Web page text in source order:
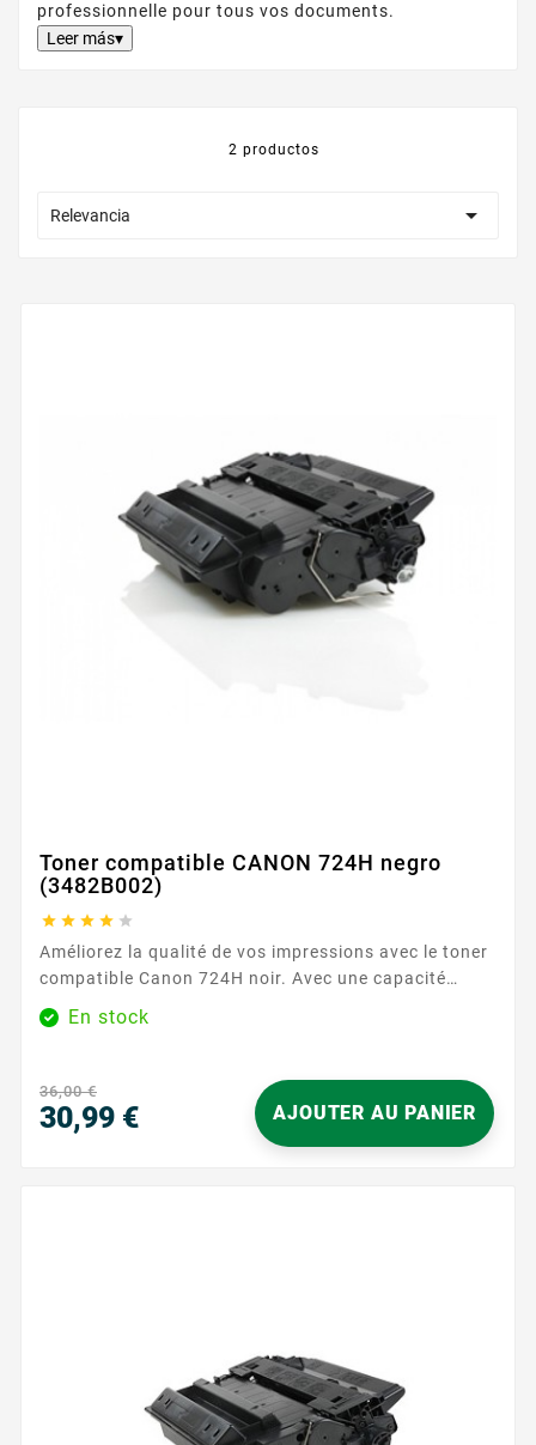
professionnelle pour tous vos documents.
Leer más▾
2 productos
Relevancia 
Toner compatible CANON 724H negro
(3482B002)
    
Améliorez la qualité de vos impressions avec le toner
compatible Canon 724H noir. Avec une capacité
d'impression de 12500 pages, ce toner assure des
performances fiables et durables. Caractéristiques
12500 pages Garantie : 2 ans ...
En stock
36,00 €
30,99 € AJOUTER AU PANIER